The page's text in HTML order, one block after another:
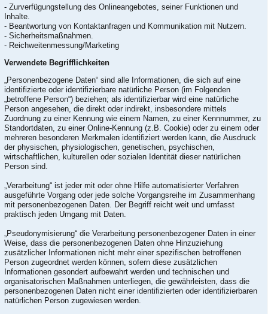
- Zurverfügungstellung des Onlineangebotes, seiner Funktionen und
Inhalte.
- Beantwortung von Kontaktanfragen und Kommunikation mit Nutzern.
- Sicherheitsmaßnahmen.
- Reichweitenmessung/Marketing
Verwendete Begrifflichkeiten
„Personenbezogene Daten“ sind alle Informationen, die sich auf eine
identifizierte oder identifizierbare natürliche Person (im Folgenden
„betroffene Person“) beziehen; als identifizierbar wird eine natürliche
Person angesehen, die direkt oder indirekt, insbesondere mittels
Zuordnung zu einer Kennung wie einem Namen, zu einer Kennnummer, zu
Standortdaten, zu einer Online-Kennung (z.B. Cookie) oder zu einem oder
mehreren besonderen Merkmalen identifiziert werden kann, die Ausdruck
der physischen, physiologischen, genetischen, psychischen,
wirtschaftlichen, kulturellen oder sozialen Identität dieser natürlichen
Person sind.
„Verarbeitung“ ist jeder mit oder ohne Hilfe automatisierter Verfahren
ausgeführte Vorgang oder jede solche Vorgangsreihe im Zusammenhang
mit personenbezogenen Daten. Der Begriff reicht weit und umfasst
praktisch jeden Umgang mit Daten.
„Pseudonymisierung“ die Verarbeitung personenbezogener Daten in einer
Weise, dass die personenbezogenen Daten ohne Hinzuziehung
zusätzlicher Informationen nicht mehr einer spezifischen betroffenen
Person zugeordnet werden können, sofern diese zusätzlichen
Informationen gesondert aufbewahrt werden und technischen und
organisatorischen Maßnahmen unterliegen, die gewährleisten, dass die
personenbezogenen Daten nicht einer identifizierten oder identifizierbaren
natürlichen Person zugewiesen werden.